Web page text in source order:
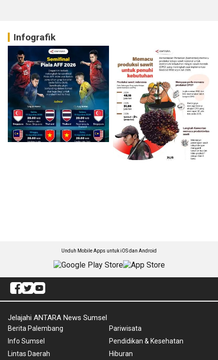
Infografik
Unduh Mobile Apps untuk iOS dan Android
Jelajahi ANTARA News Sumsel
Berita Palembang
Info Sumsel
Lintas Daerah
Pariwisata
Pendidikan & Kesehatan
Hiburan